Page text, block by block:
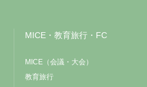
MICE・教育旅行・FC
MICE（会議・大会）
教育旅行